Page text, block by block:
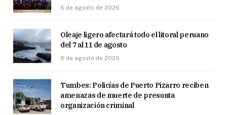
6 de agosto de 2026
Oleaje ligero afectará todo el litoral peruano
del 7 al 11 de agosto
6 de agosto de 2026
Tumbes: Policías de Puerto Pizarro reciben
amenazas de muerte de presunta
organización criminal